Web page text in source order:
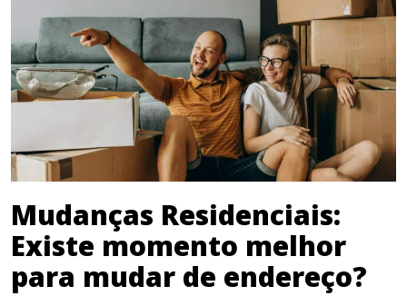
Mudanças Residenciais:
Existe momento melhor
para mudar de endereço?